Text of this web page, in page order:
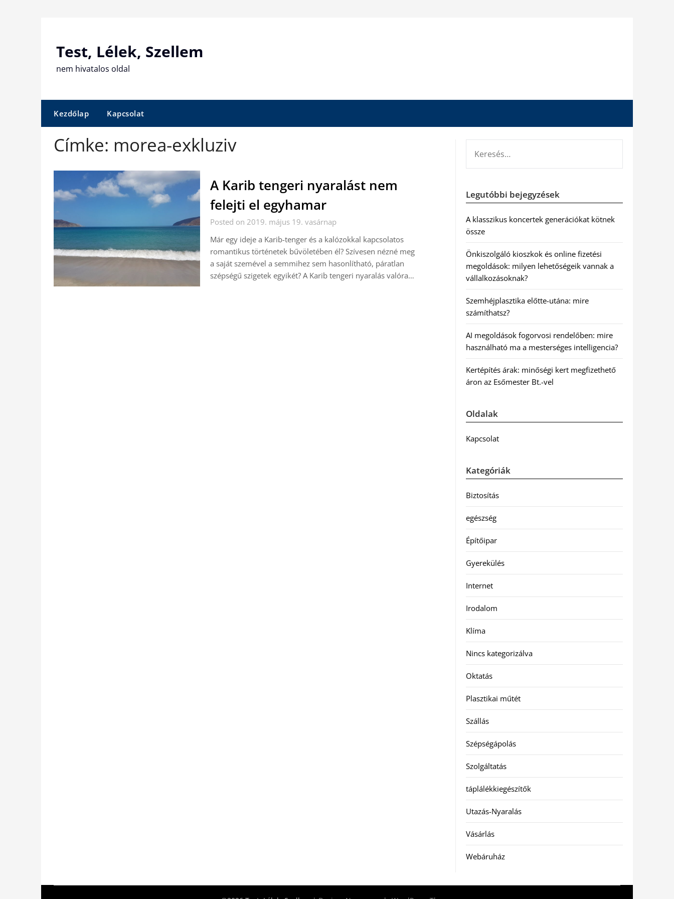
Test, Lélek, Szellem
nem hivatalos oldal
Kezdőlap Kapcsolat
Címke: morea-exkluziv
A Karib tengeri nyaralást nem
felejti el egyhamar
Posted on 2019. május 19. vasárnap
Már egy ideje a Karib-tenger és a kalózokkal kapcsolatos
romantikus történetek bűvöletében él? Szívesen nézné meg
a saját szemével a semmihez sem hasonlítható, páratlan
szépségű szigetek egyikét? A Karib tengeri nyaralás valóra…
Legutóbbi bejegyzések
A klasszikus koncertek generációkat kötnek
össze
Önkiszolgáló kioszkok és online fizetési
megoldások: milyen lehetőségeik vannak a
vállalkozásoknak?
Szemhéjplasztika előtte-utána: mire
számíthatsz?
AI megoldások fogorvosi rendelőben: mire
használható ma a mesterséges intelligencia?
Kertépítés árak: minőségi kert megfizethető
áron az Esőmester Bt.-vel
Oldalak
Kapcsolat
Kategóriák
Biztosítás
egészség
Építőipar
Gyerekülés
Internet
Irodalom
Klíma
Nincs kategorizálva
Oktatás
Plasztikai műtét
Szállás
Szépségápolás
Szolgáltatás
táplálékkiegészítők
Utazás-Nyaralás
Vásárlás
Webáruház